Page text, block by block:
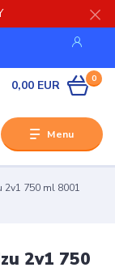
Menu
0
0,00 EUR
750 ml 8001
2v1 750